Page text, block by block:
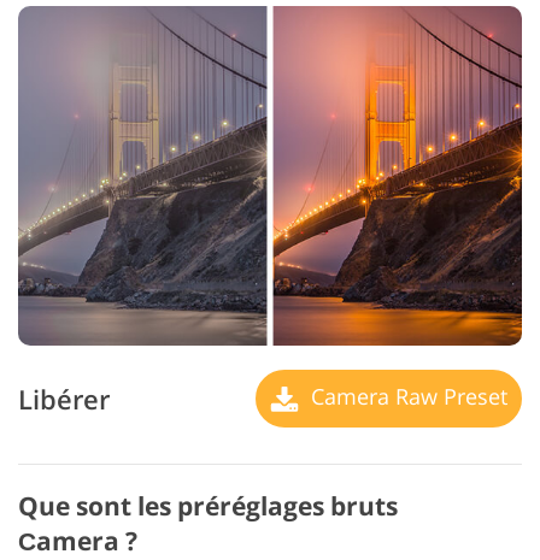
Libérer Camera Raw Preset
Que sont les préréglages bruts
Сamera ?